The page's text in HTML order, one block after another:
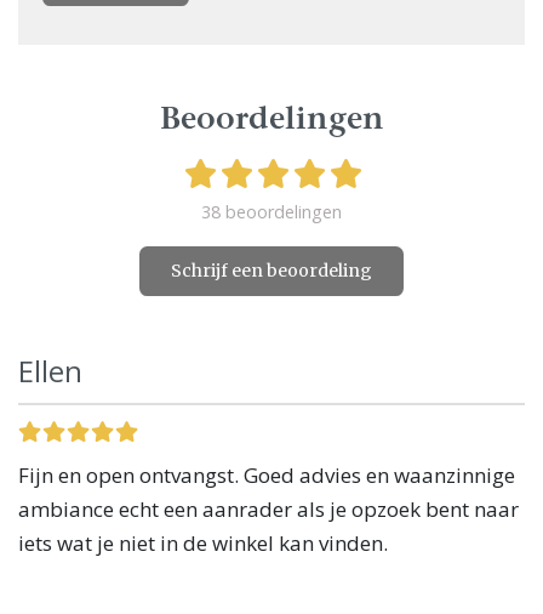
Beoordelingen
38 beoordelingen
Schrijf een beoordeling
Ellen
Fijn en open ontvangst. Goed advies en waanzinnige
ambiance echt een aanrader als je opzoek bent naar
iets wat je niet in de winkel kan vinden.